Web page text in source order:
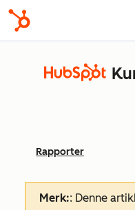
Rapporter
Merk:: Denne